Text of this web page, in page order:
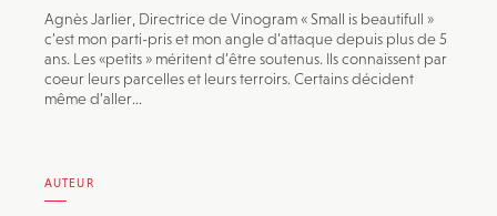
Agnès Jarlier, Directrice de Vinogram « Small is beautifull »
c’est mon parti-pris et mon angle d’attaque depuis plus de 5
ans. Les «petits » méritent d’être soutenus. Ils connaissent par
coeur leurs parcelles et leurs terroirs. Certains décident
même d’aller...
AUTEUR